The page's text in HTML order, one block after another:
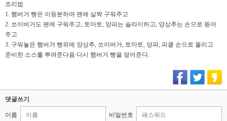
조리법
1. 햄버거 빵은 이등분하여 팬에 살짝 구워주고
2. 쏘이버거도 팬에 구워주고, 토마토, 양파는 슬라이하고, 양상추는 손으로 뜯어
주고
3. 구워놓은 햄버거 빵위에 양상추, 쏘이버거, 토마토, 양파, 피클 순으로 올리고
준비한 소스를 뿌려준다음 다시 햄버거 빵을 덮어준다.
댓글쓰기
이름 비밀번호